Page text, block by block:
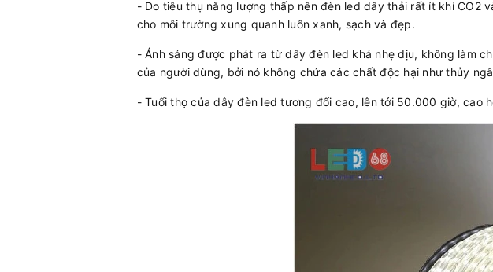
- Do tiêu thụ năng lượng thấp nên đèn led dây thải rất ít khí CO2
cho môi trường xung quanh luôn xanh, sạch và đẹp.
- Ánh sáng được phát ra từ dây đèn led khá nhẹ dịu, không làm
của người dùng, bởi nó không chứa các chất độc hại như thủy
- Tuổi thọ của dây đèn led tương đối cao, lên tới 50.000 giờ, cao